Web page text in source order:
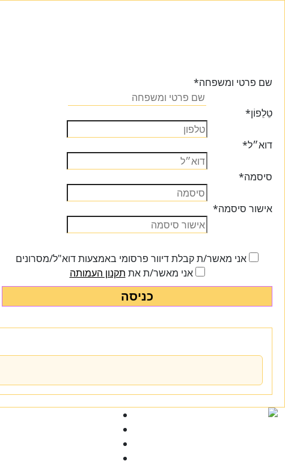
שם פרטי ומשפחה*
טֵלֵפוֹן*
דוא״ל*
סיסמה*
אישור סיסמה*
אני מאשר/ת קבלת דיוור פרסומי באמצעות דוא"ל/מסרונים
אני מאשר/ת את תקנון העמותה
כניסה
Skip